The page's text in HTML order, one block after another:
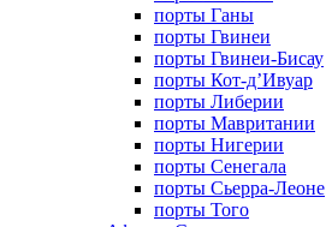
порты Ганы
порты Гвинеи
порты Гвинеи-Бисау
порты Кот-д’Ивуар
порты Либерии
порты Мавритании
порты Нигерии
порты Сенегала
порты Сьерра-Леоне
порты Того